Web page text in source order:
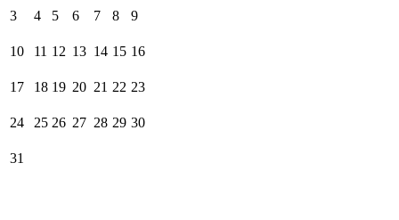
3 4 5 6 7 8 9
10 11 12 13 14 15 16
17 18 19 20 21 22 23
24 25 26 27 28 29 30
31